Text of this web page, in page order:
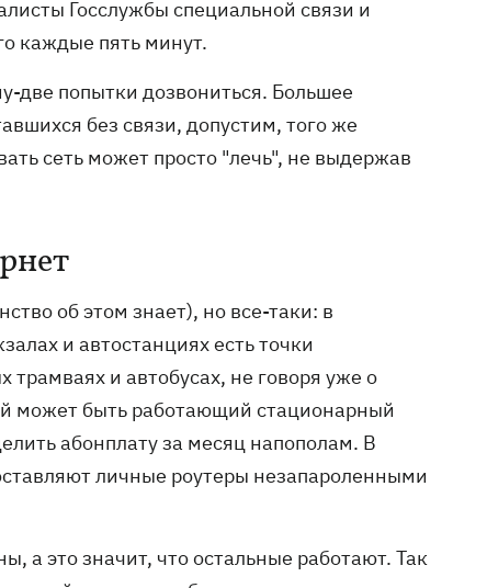
Госслужбы специальной связи и
каждые пять минут.
две попытки дозвониться. Большее
без связи, допустим, того же
сеть может просто "лечь", не выдержав
об этом знает), но все-таки: в
и автостанциях есть точки
и автобусах, не говоря уже о
может быть работающий стационарный
абонплату за месяц напополам. В
личные роутеры незапароленными
а это значит, что остальные работают. Так